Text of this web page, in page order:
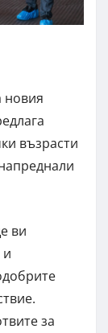
новия
възрасти
ви
и
за